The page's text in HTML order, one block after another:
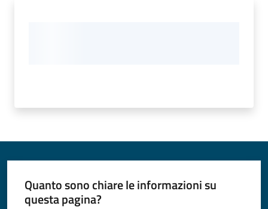
Quanto sono chiare le informazioni su
questa pagina?